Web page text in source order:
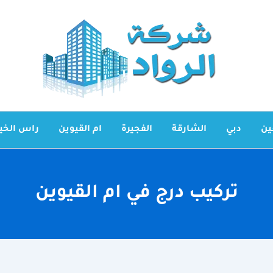
دبي الشارقة الفجيرة ام القيوين راس
تركيب درج في ام القيوين